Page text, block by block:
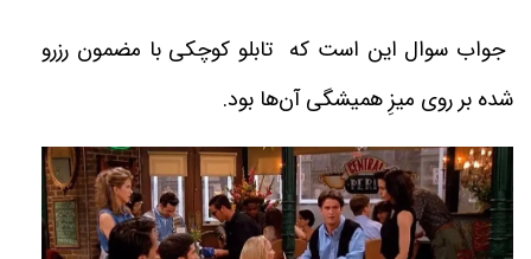
جواب سوال اين است كه تابلو كوچكى با مضمون رزرو
شده بر روى ميزِ هميشگى آن‌ها بود.